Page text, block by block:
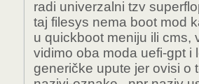
radi univerzalni tzv
taj filesys nema boot mod
u quickboot meniju ili cms,
vidimo oba moda uefi-gpt i
generičke upute jer ovisi o